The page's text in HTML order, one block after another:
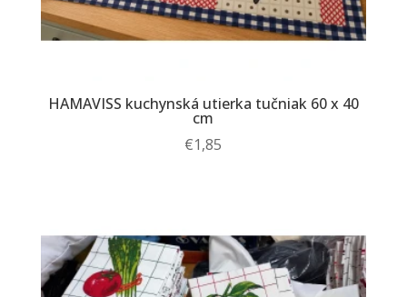
HAMAVISS kuchynská utierka tučniak 60 x 40
cm
€1,85